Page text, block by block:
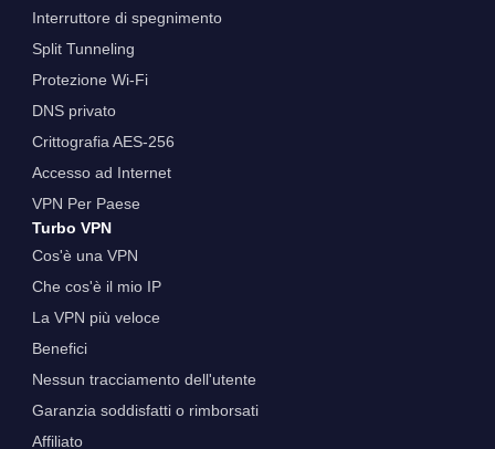
Interruttore di spegnimento
Split Tunneling
Protezione Wi-Fi
DNS privato
Crittografia AES-256
Accesso ad Internet
VPN Per Paese
Turbo VPN
Cos'è una VPN
Che cos'è il mio IP
La VPN più veloce
Benefici
Nessun tracciamento dell'utente
Garanzia soddisfatti o rimborsati
Affiliato